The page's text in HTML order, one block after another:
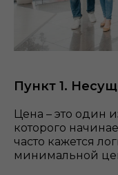
Пункт 1.
Цена – это один
которого
часто кажется
минимальной